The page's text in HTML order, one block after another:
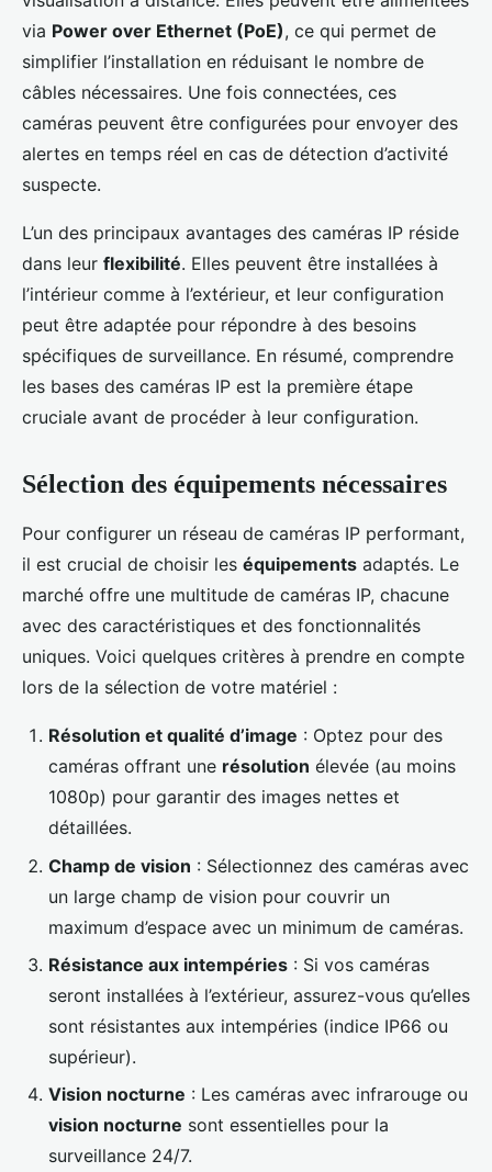
via Power over Ethernet (PoE), ce qui permet de
simplifier l’installation en réduisant le nombre de
câbles nécessaires. Une fois connectées, ces
caméras peuvent être configurées pour envoyer des
alertes en temps réel en cas de détection d’activité
suspecte.
L’un des principaux avantages des caméras IP réside
dans leur flexibilité. Elles peuvent être installées à
l’intérieur comme à l’extérieur, et leur configuration
peut être adaptée pour répondre à des besoins
spécifiques de surveillance. En résumé, comprendre
les bases des caméras IP est la première étape
cruciale avant de procéder à leur configuration.
Sélection des équipements nécessaires
Pour configurer un réseau de caméras IP performant,
il est crucial de choisir les équipements adaptés. Le
marché offre une multitude de caméras IP, chacune
avec des caractéristiques et des fonctionnalités
uniques. Voici quelques critères à prendre en compte
lors de la sélection de votre matériel :
Résolution et qualité d’image : Optez pour des
caméras offrant une résolution élevée (au moins
1080p) pour garantir des images nettes et
détaillées.
Champ de vision : Sélectionnez des caméras avec
un large champ de vision pour couvrir un
maximum d’espace avec un minimum de caméras.
Résistance aux intempéries : Si vos caméras
seront installées à l’extérieur, assurez-vous qu’elles
sont résistantes aux intempéries (indice IP66 ou
supérieur).
Vision nocturne : Les caméras avec infrarouge ou
vision nocturne sont essentielles pour la
surveillance 24/7.